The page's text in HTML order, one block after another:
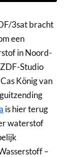
3sat bracht
een
in Noord-
Studio
König van
is hier terug
waterstof
–